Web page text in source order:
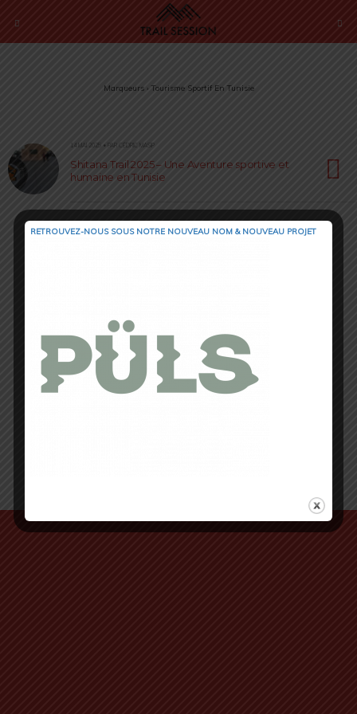
Marqueurs › Tourisme Sportif En Tunisie
14 MAI 2025 • PAR CÉDRIC MASIP
Shitana Trail 2025 – Une Aventure sportive et
humaine en Tunisie
RETROUVEZ-NOUS SOUS NOTRE NOUVEAU NOM & NOUVEAU PROJET